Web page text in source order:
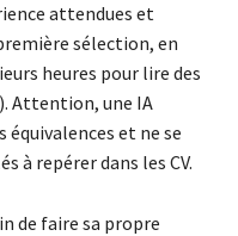
attendues et
sélection, en
heures pour lire des
Attention, une IA
et ne se
à repérer dans les CV.
de faire sa propre